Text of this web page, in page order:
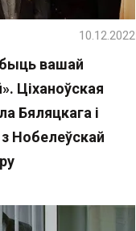
вашай
Ціханоўская
Бяляцкага і
Нобелеўскай
10.12.2022